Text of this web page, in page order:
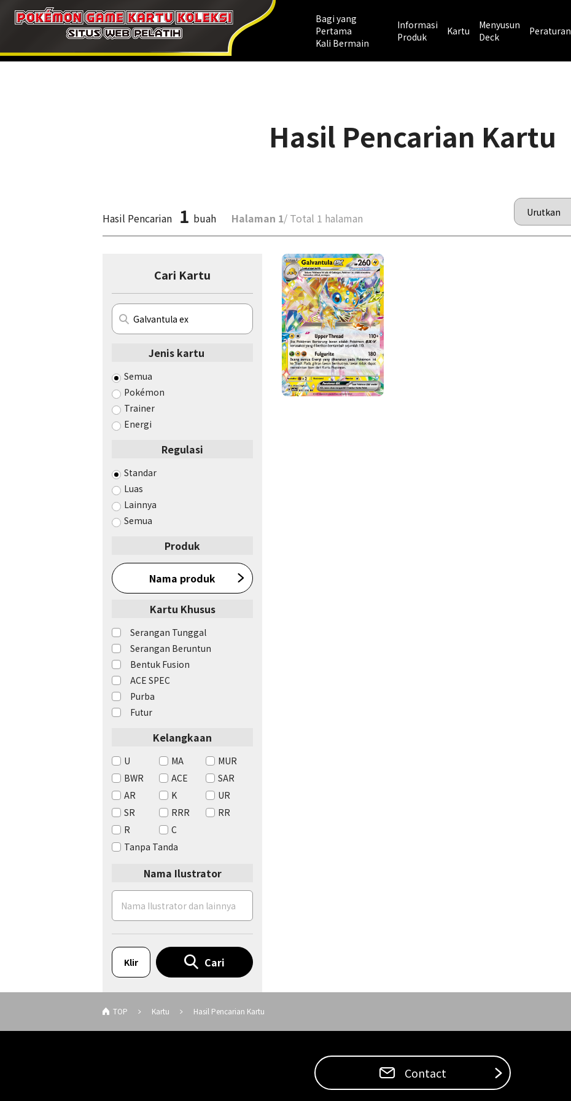
Bagi yang
Pertama
Kali Bermain
Informasi
Produk
Kartu
Menyusun
Deck
Peraturan
Hasil Pencarian Kartu
Hasil Pencarian 1 buah Halaman 1/ Total 1 halaman
Cari Kartu
Jenis kartu
Semua
Pokémon
Trainer
Energi
Regulasi
Standar
Luas
Lainnya
Semua
Produk
Nama produk
Kartu Khusus
Serangan Tunggal
Serangan Beruntun
Bentuk Fusion
ACE SPEC
Purba
Futur
Kelangkaan
U MA
MUR
BWR
ACE
SAR
AR
K
UR
SR
RRR
RR
R
C
Tanpa Tanda
Nama Ilustrator
Klir Cari
TOP Kartu Hasil Pencarian Kartu
Contact